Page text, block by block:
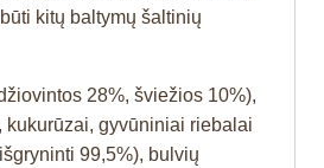
kitų baltymų šaltinių
28%, šviežios 10%),
kukurūzai, gyvūniniai riebalai
99,5%), bulvių